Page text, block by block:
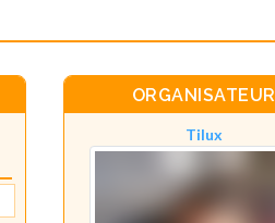
ORGANISATEUR
Tilux